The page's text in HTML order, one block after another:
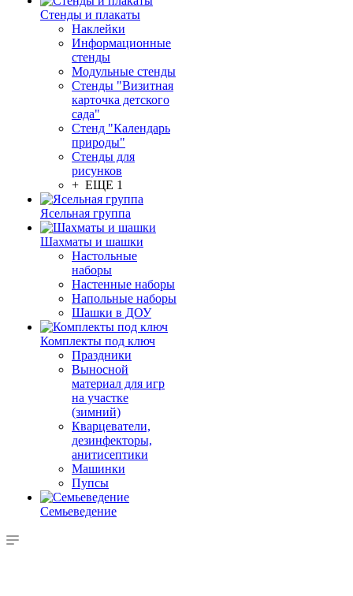
Стенды и плакаты
Наклейки
Информационные
стенды
Модульные стенды
Стенды "Визитная
карточка детского
сада"
Стенд "Календарь
природы"
Стенды для
рисунков
+ ЕЩЕ 1
Ясельная группа
Шахматы и шашки
Настольные
наборы
Настенные наборы
Напольные наборы
Шашки в ДОУ
Комплекты под ключ
Праздники
Выносной
материал для игр
на участке
(зимний)
Кварцеватели,
дезинфекторы,
анитисептики
Машинки
Пупсы
Семьеведение